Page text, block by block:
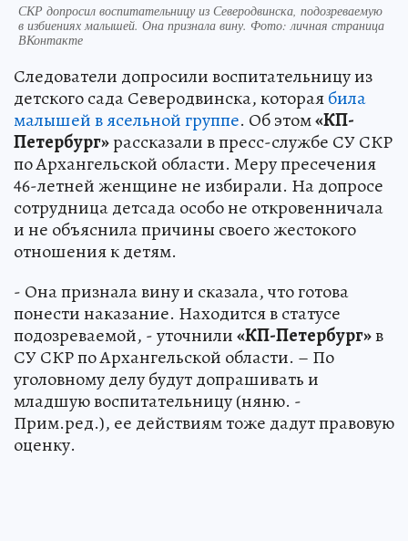
СКР допросил воспитательницу из Северодвинска, подозреваемую
в избиениях малышей. Она признала вину. Фото: личная страница
ВКонтакте
Следователи допросили воспитательницу из
детского сада Северодвинска, котораябила
малышей в ясельной группе. Об этом«КП-
Петербург»рассказали в пресс-службе СУ СКР
по Архангельской области. Меру пресечения
46-летней женщине не избирали. На допросе
сотрудница детсада особо не откровенничала
и не объяснила причины своего жестокого
отношения к детям.
- Она признала вину и сказала, что готова
понести наказание. Находится в статусе
подозреваемой, - уточнили«КП-Петербург»в
СУ СКР по Архангельской области. – По
уголовному делу будут допрашивать и
младшую воспитательницу (няню. -
Прим.ред.), ее действиям тоже дадут правовую
оценку.